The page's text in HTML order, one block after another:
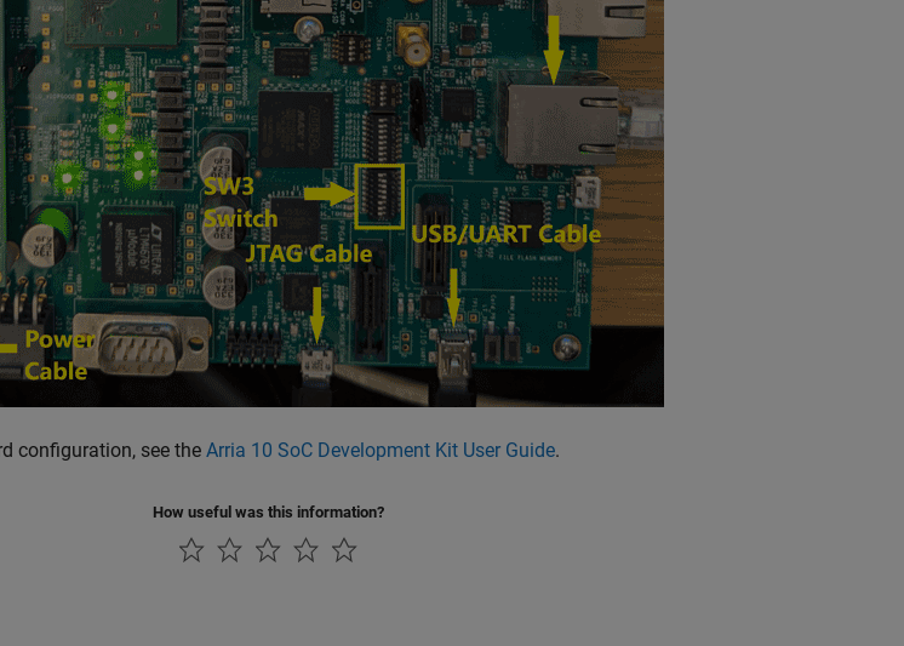
configuration, see the Arria 10 SoC Development Kit User Guide.
How useful was this information?